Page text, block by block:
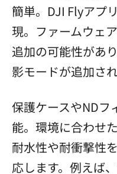
簡単。DJI Flyアプ
現。ファームウェ
追加の可能性があ
影モードが追加さ
保護ケースやNDフ
能。環境に合わせ
耐水性や耐衝撃性
応します。例えば